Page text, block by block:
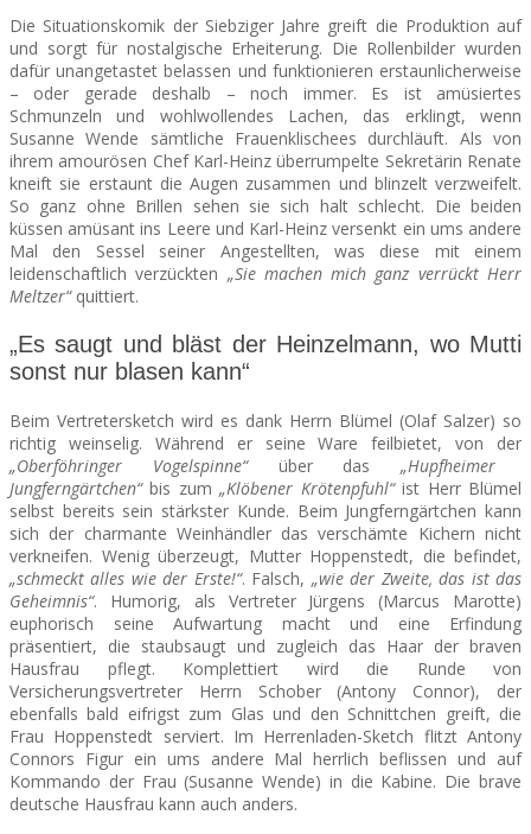
Die Situationskomik der Siebziger Jahre greift die Produktion auf
und sorgt für nostalgische Erheiterung. Die Rollenbilder wurden
dafür unangetastet belassen und funktionieren erstaunlicherweise
– oder gerade deshalb – noch immer. Es ist amüsiertes
Schmunzeln und wohlwollendes Lachen, das erklingt, wenn
Susanne Wende sämtliche Frauenklischees durchläuft. Als von
ihrem amourösen Chef Karl-Heinz überrumpelte Sekretärin Renate
kneift sie erstaunt die Augen zusammen und blinzelt verzweifelt.
So ganz ohne Brillen sehen sie sich halt schlecht. Die beiden
küssen amüsant ins Leere und Karl-Heinz versenkt ein ums andere
Mal den Sessel seiner Angestellten, was diese mit einem
leidenschaftlich verzückten „Sie machen mich ganz verrückt Herr
Meltzer“quittiert.
„Es saugt und bläst der Heinzelmann, wo Mutti
sonst nur blasen kann“
Beim Vertretersketch wird es dank Herrn Blümel (Olaf Salzer) so
richtig weinselig. Während er seine Ware feilbietet, von der
„Oberföhringer Vogelspinne“über das„Hupfheimer
Jungferngärtchen“bis zum„Klöbener Krötenpfuhl“ist Herr Blümel
selbst bereits sein stärkster Kunde. Beim Jungferngärtchen kann
sich der charmante Weinhändler das verschämte Kichern nicht
verkneifen. Wenig überzeugt, Mutter Hoppenstedt, die befindet,
„schmeckt alles wie der Erste!“. Falsch, „wie der Zweite, das ist das
Geheimnis“. Humorig, als Vertreter Jürgens (Marcus Marotte)
euphorisch seine Aufwartung macht und eine Erfindung
präsentiert, die staubsaugt und zugleich das Haar der braven
Hausfrau pflegt. Komplettiert wird die Runde von
Versicherungsvertreter Herrn Schober (Antony Connor), der
ebenfalls bald eifrigst zum Glas und den Schnittchen greift, die
Frau Hoppenstedt serviert. Im Herrenladen-Sketch flitzt Antony
Connors Figur ein ums andere Mal herrlich beflissen und auf
Kommando der Frau (Susanne Wende) in die Kabine. Die brave
deutsche Hausfrau kann auch anders.